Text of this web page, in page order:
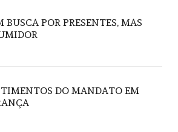
POR PRESENTES, MAS
DO MANDATO EM